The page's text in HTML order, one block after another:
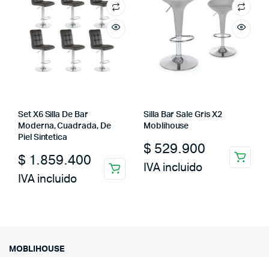
Set X6 Silla De Bar
Moderna, Cuadrada, De
Piel Sintetica
$ 1.859.400
IVA incluido
Silla Bar Sale Gris X2
Moblihouse
$ 529.900
IVA incluido
MOBLIHOUSE